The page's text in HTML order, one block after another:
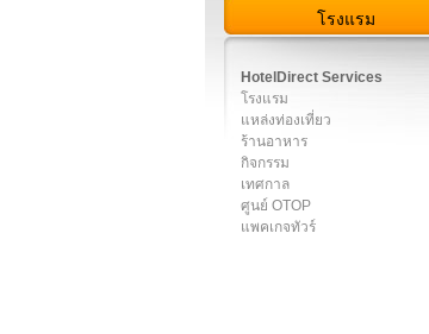
โรงแรม
HotelDirect Services
โรงแรม
แหล่งท่องเที่ยว
ร้านอาหาร
กิจกรรม
เทศกาล
ศูนย์ OTOP
แพคเกจทัวร์